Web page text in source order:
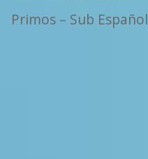
Primos – Sub Español